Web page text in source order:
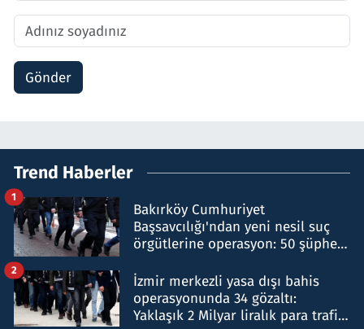
Gönder
Trend Haberler
Bakırköy Cumhuriyet
Başsavcılığı'ndan yeni nesil suç
örgütlerine operasyon: 50 şüpheli
1
İzmir merkezli yasa dışı bahis
operasyonunda 34 gözaltı:
Yaklaşık 2 Milyar liralık para trafiği
2